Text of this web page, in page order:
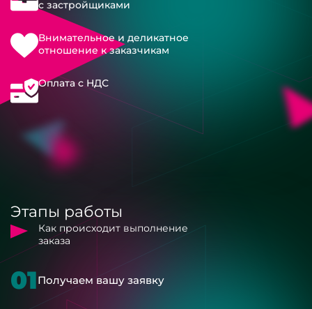
с застройщиками
Внимательное и деликатное
отношение к заказчикам
Оплата с НДС
Этапы работы
Как происходит выполнение
заказа
01Получаем вашу заявку